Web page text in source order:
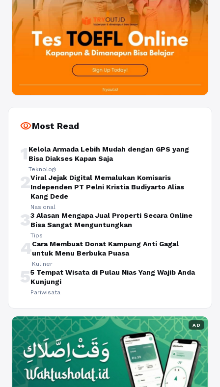
visibilityMost Read
1 Kelola Armada Lebih Mudah dengan GPS yang
Bisa Diakses Kapan Saja
Teknologi
2Viral Jejak Digital Memalukan Komisaris
Independen PT Pelni Kristia Budiyarto Alias
Kang Dede
Nasional
33 Alasan Mengapa Jual Properti Secara Online
Bisa Sangat Menguntungkan
Tips
4Cara Membuat Donat Kampung Anti Gagal
untuk Menu Berbuka Puasa
Kuliner
55 Tempat Wisata di Pulau Nias Yang Wajib Anda
Kunjungi
Pariwisata
AD